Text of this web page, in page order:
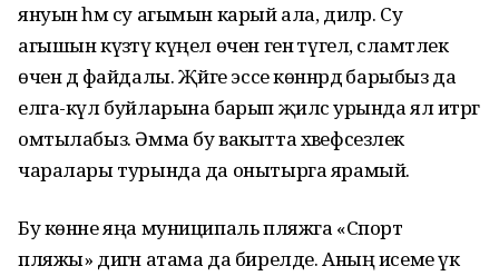
януын һәм су агымын карый ала, диләр. Су
агышын күзәтү күңел өчен генә түгел, сәламәтлек
өчен дә файдалы. Җәйге эссе көннәрдә барыбыз да
елга-күл буйларына барып җиләс урында ял итәргә
омтылабыз. Әмма бу вакытта хәвефсезлек
чаралары турында да онытырга ярамый.
Бу көнне яңа муниципаль пляжга «Спорт
пляжы» дигән атама да бирелде. Аның исеме үк